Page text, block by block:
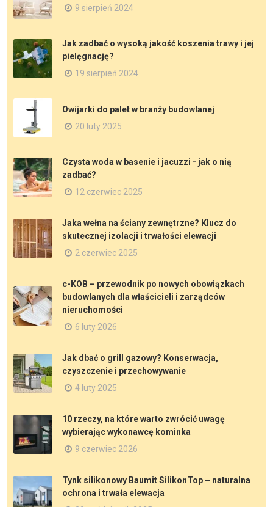
9 sierpień 2024
Jak zadbać o wysoką jakość koszenia trawy i jej
pielęgnację?
19 sierpień 2024
Owijarki do palet w branży budowlanej
20 luty 2025
Czysta woda w basenie i jacuzzi - jak o nią
zadbać?
12 czerwiec 2025
Jaka wełna na ściany zewnętrzne? Klucz do
skutecznej izolacji i trwałości elewacji
2 czerwiec 2025
c-KOB – przewodnik po nowych obowiązkach
budowlanych dla właścicieli i zarządców
nieruchomości
6 luty 2026
Jak dbać o grill gazowy? Konserwacja,
czyszczenie i przechowywanie
4 luty 2025
10 rzeczy, na które warto zwrócić uwagę
wybierając wykonawcę kominka
9 czerwiec 2026
Tynk silikonowy Baumit SilikonTop – naturalna
ochrona i trwała elewacja